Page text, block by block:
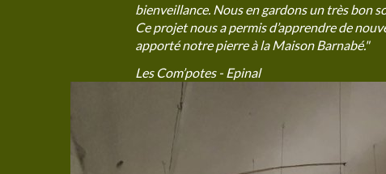
bienveillance. Nous en gardons un très bon
Ce projet nous a permis d’apprendre de
apporté notre pierre à la Maison Barnabé."
Les Com’potes - Epinal